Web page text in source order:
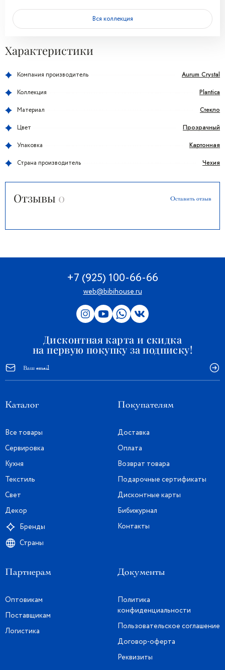
Вся коллекция
Характеристики
Компания производитель Aurum Crystal
Коллекция Plantica
Материал Стекло
Цвет Прозрачный
Упаковка Картонная
Страна производитель Чехия
Отзывы 0 Оставить отзыв
+7 (925) 100-66-66
web@bibihouse.ru
Дисконтная карта и скидка
на первую покупку за подписку!
Каталог
Все товары
Сервировка
Кухня
Текстиль
Свет
Декор
Бренды
Страны
Покупателям
Доставка
Оплата
Возврат товара
Подарочные сертификаты
Дисконтные карты
Бибижурнал
Контакты
Партнерам
Оптовикам
Поставщикам
Логистика
Документы
Политика
конфиденциальности
Пользовательское соглашение
Договор-оферта
Реквизиты